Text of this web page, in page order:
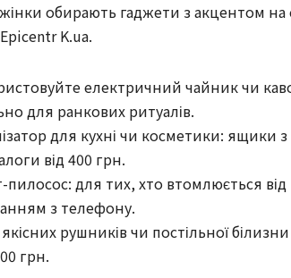
жінки обирають гаджети з акцентом
K.ua.
електричний чайник чи
для ранкових ритуалів.
для кухні чи косметики: ящики
від 400 грн.
пилосос: для тих, хто втомлюється
з телефону.
рушників чи постільної
грн.